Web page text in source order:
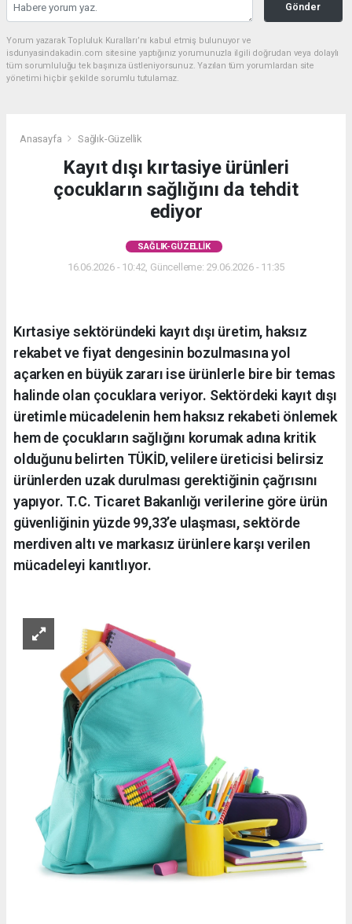
Gönder
Yorum yazarak Topluluk Kuralları’nı kabul etmiş bulunuyor ve
isdunyasindakadin.com sitesine yaptığınız yorumunuzla ilgili doğrudan veya dolaylı
tüm sorumluluğu tek başınıza üstleniyorsunuz. Yazılan tüm yorumlardan site
yönetimi hiçbir şekilde sorumlu tutulamaz.
Anasayfa Sağlık-Güzellik
Kayıt dışı kırtasiye ürünleri
çocukların sağlığını da tehdit
ediyor
SAĞLIK-GÜZELLIK
16.06.2026 - 10:42, Güncelleme: 29.06.2026 - 11:35
Kırtasiye sektöründeki kayıt dışı üretim, haksız
rekabet ve fiyat dengesinin bozulmasına yol
açarken en büyük zararı ise ürünlerle bire bir temas
halinde olan çocuklara veriyor. Sektördeki kayıt dışı
üretimle mücadelenin hem haksız rekabeti önlemek
hem de çocukların sağlığını korumak adına kritik
olduğunu belirten TÜKİD, velilere üreticisi belirsiz
ürünlerden uzak durulması gerektiğinin çağrısını
yapıyor. T.C. Ticaret Bakanlığı verilerine göre ürün
güvenliğinin yüzde 99,33’e ulaşması, sektörde
merdiven altı ve markasız ürünlere karşı verilen
mücadeleyi kanıtlıyor.